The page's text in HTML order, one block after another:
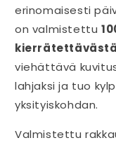
erinomaisesti
on valmistettu
viehättävä
lahjaksi ja tuo
yksityiskohdan.
Valmistettu